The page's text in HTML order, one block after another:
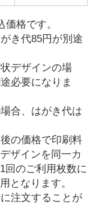
格です。
き代85円が別途
デザインの場
必要になりま
合、はがき代は
の価格で印刷料
ザインを同一カ
回のご利用枚数に
となります。
注文することが